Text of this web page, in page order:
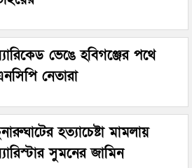
ভেঙে হবিগঞ্জের পথে
নেতারা
হত্যাচেষ্টা মামলায়
সুমনের জামিন